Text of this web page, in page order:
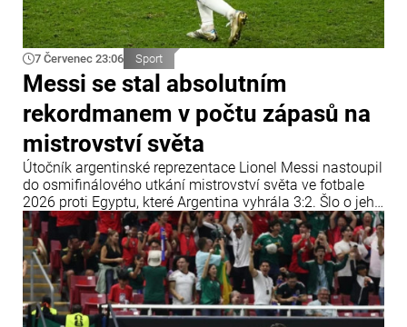
7 Červenec 23:06 Sport
Messi se stal absolutním
rekordmanem v počtu zápasů na
mistrovství světa
Útočník argentinské reprezentace Lionel Messi nastoupil
do osmifinálového utkání mistrovství světa ve fotbale
2026 proti Egyptu, které Argentina vyhrála 3:2. Šlo o jeho
14. zápas ve vyřazovací fázi mistrovství světa, čímž
vyrovnal rekord bývalého německého reprezentanta
Miroslava Kloseho.